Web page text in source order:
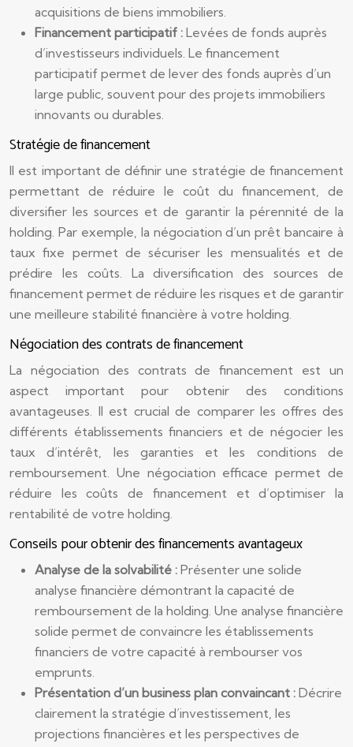
acquisitions de biens immobiliers.
Financement participatif : Levées de fonds auprès
d’investisseurs individuels. Le financement
participatif permet de lever des fonds auprès d’un
large public, souvent pour des projets immobiliers
innovants ou durables.
Stratégie de financement
Il est important de définir une stratégie de financement
permettant de réduire le coût du financement, de
diversifier les sources et de garantir la pérennité de la
holding. Par exemple, la négociation d’un prêt bancaire à
taux fixe permet de sécuriser les mensualités et de
prédire les coûts. La diversification des sources de
financement permet de réduire les risques et de garantir
une meilleure stabilité financière à votre holding.
Négociation des contrats de financement
La négociation des contrats de financement est un
aspect important pour obtenir des conditions
avantageuses. Il est crucial de comparer les offres des
différents établissements financiers et de négocier les
taux d’intérêt, les garanties et les conditions de
remboursement. Une négociation efficace permet de
réduire les coûts de financement et d’optimiser la
rentabilité de votre holding.
Conseils pour obtenir des financements avantageux
Analyse de la solvabilité : Présenter une solide
analyse financière démontrant la capacité de
remboursement de la holding. Une analyse financière
solide permet de convaincre les établissements
financiers de votre capacité à rembourser vos
emprunts.
Présentation d’un business plan convaincant : Décrire
clairement la stratégie d’investissement, les
projections financières et les perspectives de